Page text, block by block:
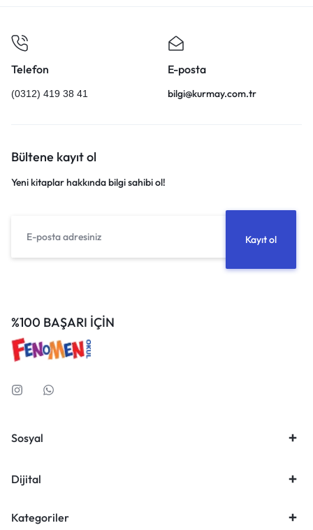
Telefon
(0312) 419 38 41
E-posta
bilgi@kurmay.com.tr
Bültene kayıt ol
Yeni kitaplar hakkında bilgi sahibi ol!
%100 BAŞARI İÇİN
Sosyal
Dijital
Kategoriler